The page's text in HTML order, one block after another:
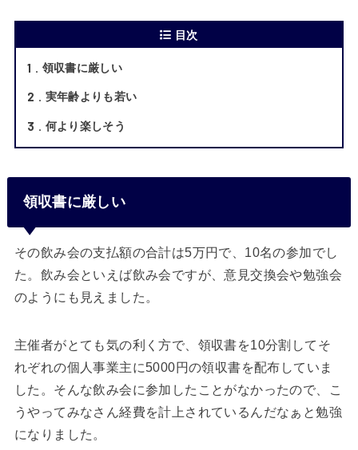
目次
1 領収書に厳しい
2 実年齢よりも若い
3 何より楽しそう
領収書に厳しい
その飲み会の支払額の合計は5万円で、10名の参加でし
た。飲み会といえば飲み会ですが、意見交換会や勉強会
のようにも見えました。
主催者がとても気の利く方で、領収書を10分割してそ
れぞれの個人事業主に5000円の領収書を配布していま
した。そんな飲み会に参加したことがなかったので、こ
うやってみなさん経費を計上されているんだなぁと勉強
になりました。